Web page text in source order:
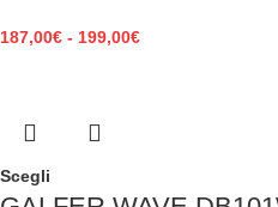
187,00€ - 199,00€
Scegli